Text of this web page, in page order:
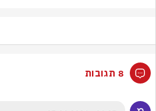
8 תגובות